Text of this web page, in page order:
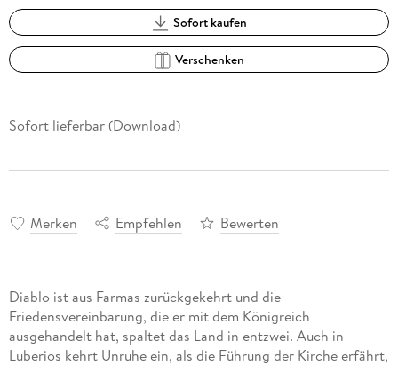
Sofort kaufen
Verschenken
Sofort lieferbar (Download)
Merken Empfehlen Bewerten
Diablo ist aus Farmas zurückgekehrt und die
Friedensvereinbarung, die er mit dem Königreich
ausgehandelt hat, spaltet das Land in entzwei. Auch in
Luberios kehrt Unruhe ein, als die Führung der Kirche erfährt,